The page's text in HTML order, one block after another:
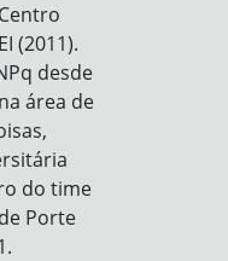
(2011).
desde
área de
do time
Porte